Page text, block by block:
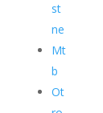
st
ne
Mt
b
Ot